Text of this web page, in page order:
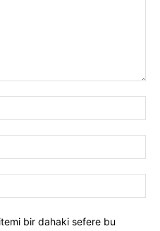
bir dahaki sefere bu